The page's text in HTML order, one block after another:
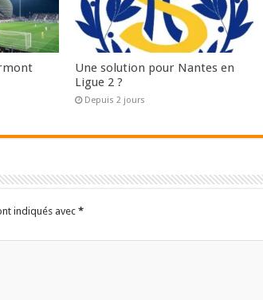
Une solution pour Nantes en
Ligue 2 ?
Depuis 2 jours
indiqués avec *